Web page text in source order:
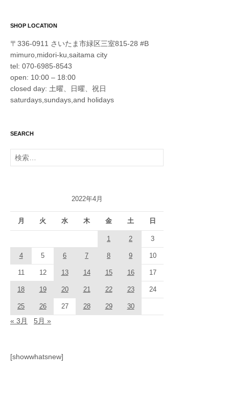
SHOP LOCATION
〒336-0911 さいたま市緑区三室815-28 #B
mimuro,midori-ku,saitama city
tel: 070-6985-8543
open: 10:00 – 18:00
closed day: 土曜、日曜、祝日
saturdays,sundays,and holidays
SEARCH
検
索:
2022年4月
月 火 水 木 金 土 日
1 2 3
4 5 6 7 8 9 10
11 12 13 14 15 16 17
18 19 20 21 22 23 24
25 26 27 28 29 30
« 3月 5月 »
[showwhatsnew]